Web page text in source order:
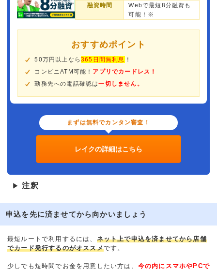
融資時間
Webで最短8分融資も
可能！※
おすすめポイント
50万円以上なら365日間無利息 ！
コンビニATM可能！ アプリでカードレス！
勤務先への電話確認は一切しません。
まずは無料でカンタン審査！
レイクの詳細はこちら
▶ 注釈
申込を先に済ませてから向かいましょう
最短ルートで利用するには、 ネット上で申込を済ませてから店舗
でカード発行するのがオススメです。
少しでも短時間でお金を用意したい方は、 今の内にスマホやPCで